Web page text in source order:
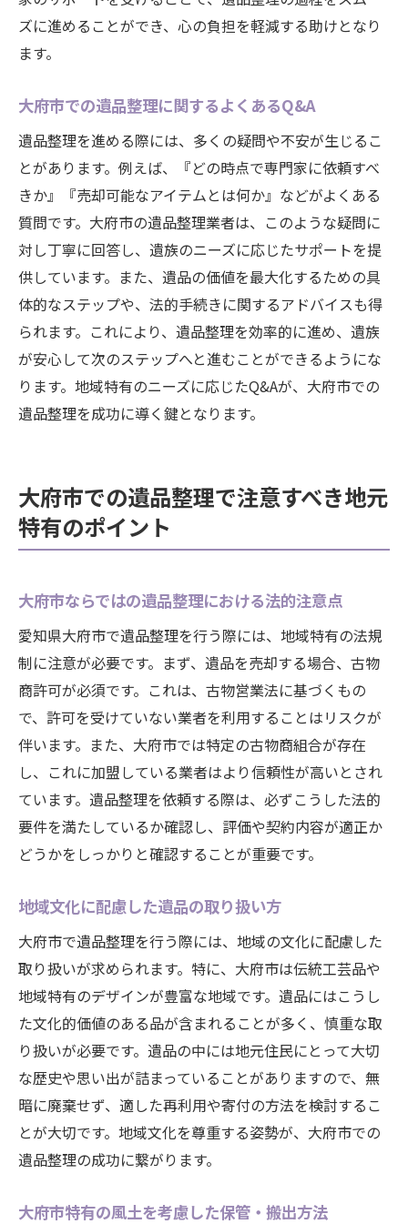
ズに進めることができ、心の負担を軽減する助けとなり
ます。
大府市での遺品整理に関するよくあるQ&A
遺品整理を進める際には、多くの疑問や不安が生じるこ
とがあります。例えば、『どの時点で専門家に依頼すべ
きか』『売却可能なアイテムとは何か』などがよくある
質問です。大府市の遺品整理業者は、このような疑問に
対し丁寧に回答し、遺族のニーズに応じたサポートを提
供しています。また、遺品の価値を最大化するための具
体的なステップや、法的手続きに関するアドバイスも得
られます。これにより、遺品整理を効率的に進め、遺族
が安心して次のステップへと進むことができるようにな
ります。地域特有のニーズに応じたQ&Aが、大府市での
遺品整理を成功に導く鍵となります。
大府市での遺品整理で注意すべき地元
特有のポイント
大府市ならではの遺品整理における法的注意点
愛知県大府市で遺品整理を行う際には、地域特有の法規
制に注意が必要です。まず、遺品を売却する場合、古物
商許可が必須です。これは、古物営業法に基づくもの
で、許可を受けていない業者を利用することはリスクが
伴います。また、大府市では特定の古物商組合が存在
し、これに加盟している業者はより信頼性が高いとされ
ています。遺品整理を依頼する際は、必ずこうした法的
要件を満たしているか確認し、評価や契約内容が適正か
どうかをしっかりと確認することが重要です。
地域文化に配慮した遺品の取り扱い方
大府市で遺品整理を行う際には、地域の文化に配慮した
取り扱いが求められます。特に、大府市は伝統工芸品や
地域特有のデザインが豊富な地域です。遺品にはこうし
た文化的価値のある品が含まれることが多く、慎重な取
り扱いが必要です。遺品の中には地元住民にとって大切
な歴史や思い出が詰まっていることがありますので、無
暗に廃棄せず、適した再利用や寄付の方法を検討するこ
とが大切です。地域文化を尊重する姿勢が、大府市での
遺品整理の成功に繋がります。
大府市特有の風土を考慮した保管・搬出方法